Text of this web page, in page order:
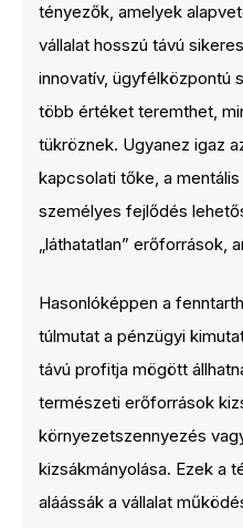
tényezők, amelyek
vállalat hosszú távú
innovatív, ügyfélközpontú
több értéket teremthet,
tükröznek. Ugyanez igaz
kapcsolati tőke, a
személyes fejlődés
„láthatatlan” erőforrások,
Hasonlóképpen a
túlmutat a pénzügyi
távú profitja mögött
természeti erőforrások
környezetszennyezés
kizsákmányolása. Ezek a
aláássák a vállalat